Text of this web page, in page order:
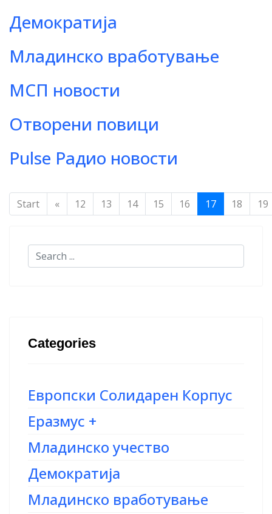
Демократија
Младинско вработување
МСП новости
Отворени повици
Pulse Радио новости
Start « 12 13 14 15 16 17 18 19
Categories
Европски Солидарен Корпус
Еразмус +
Младинско учество
Демократија
Младинско вработување